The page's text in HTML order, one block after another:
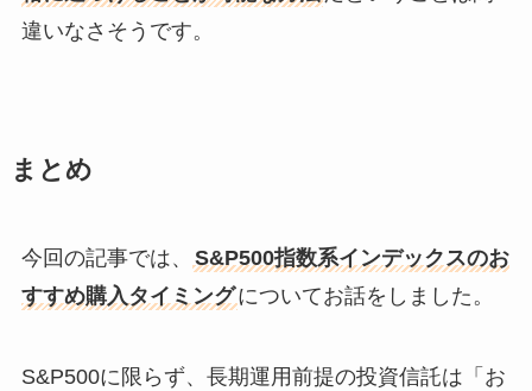
違いなさそうです。
まとめ
今回の記事では、
S&P500指数系インデックスのお
すすめ購入タイミングについてお話をしました。
S&P500に限らず、長期運用前提の投資信託は「お